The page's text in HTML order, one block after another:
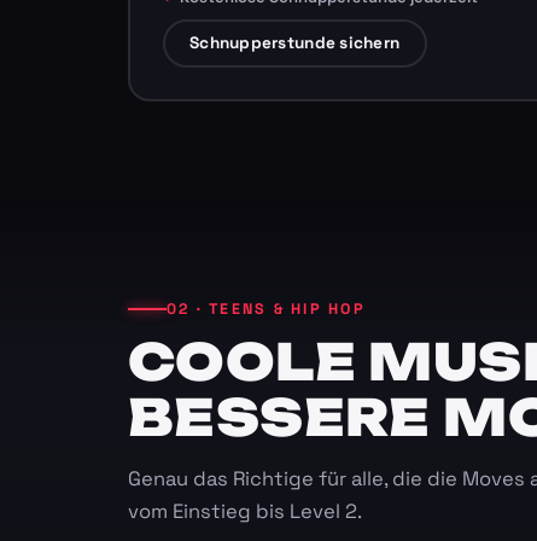
Schnupperstunde sichern
02 · TEENS & HIP HOP
COOLE
BESSERE
Genau das Richtige für alle, die die
vom Einstieg bis Level 2.